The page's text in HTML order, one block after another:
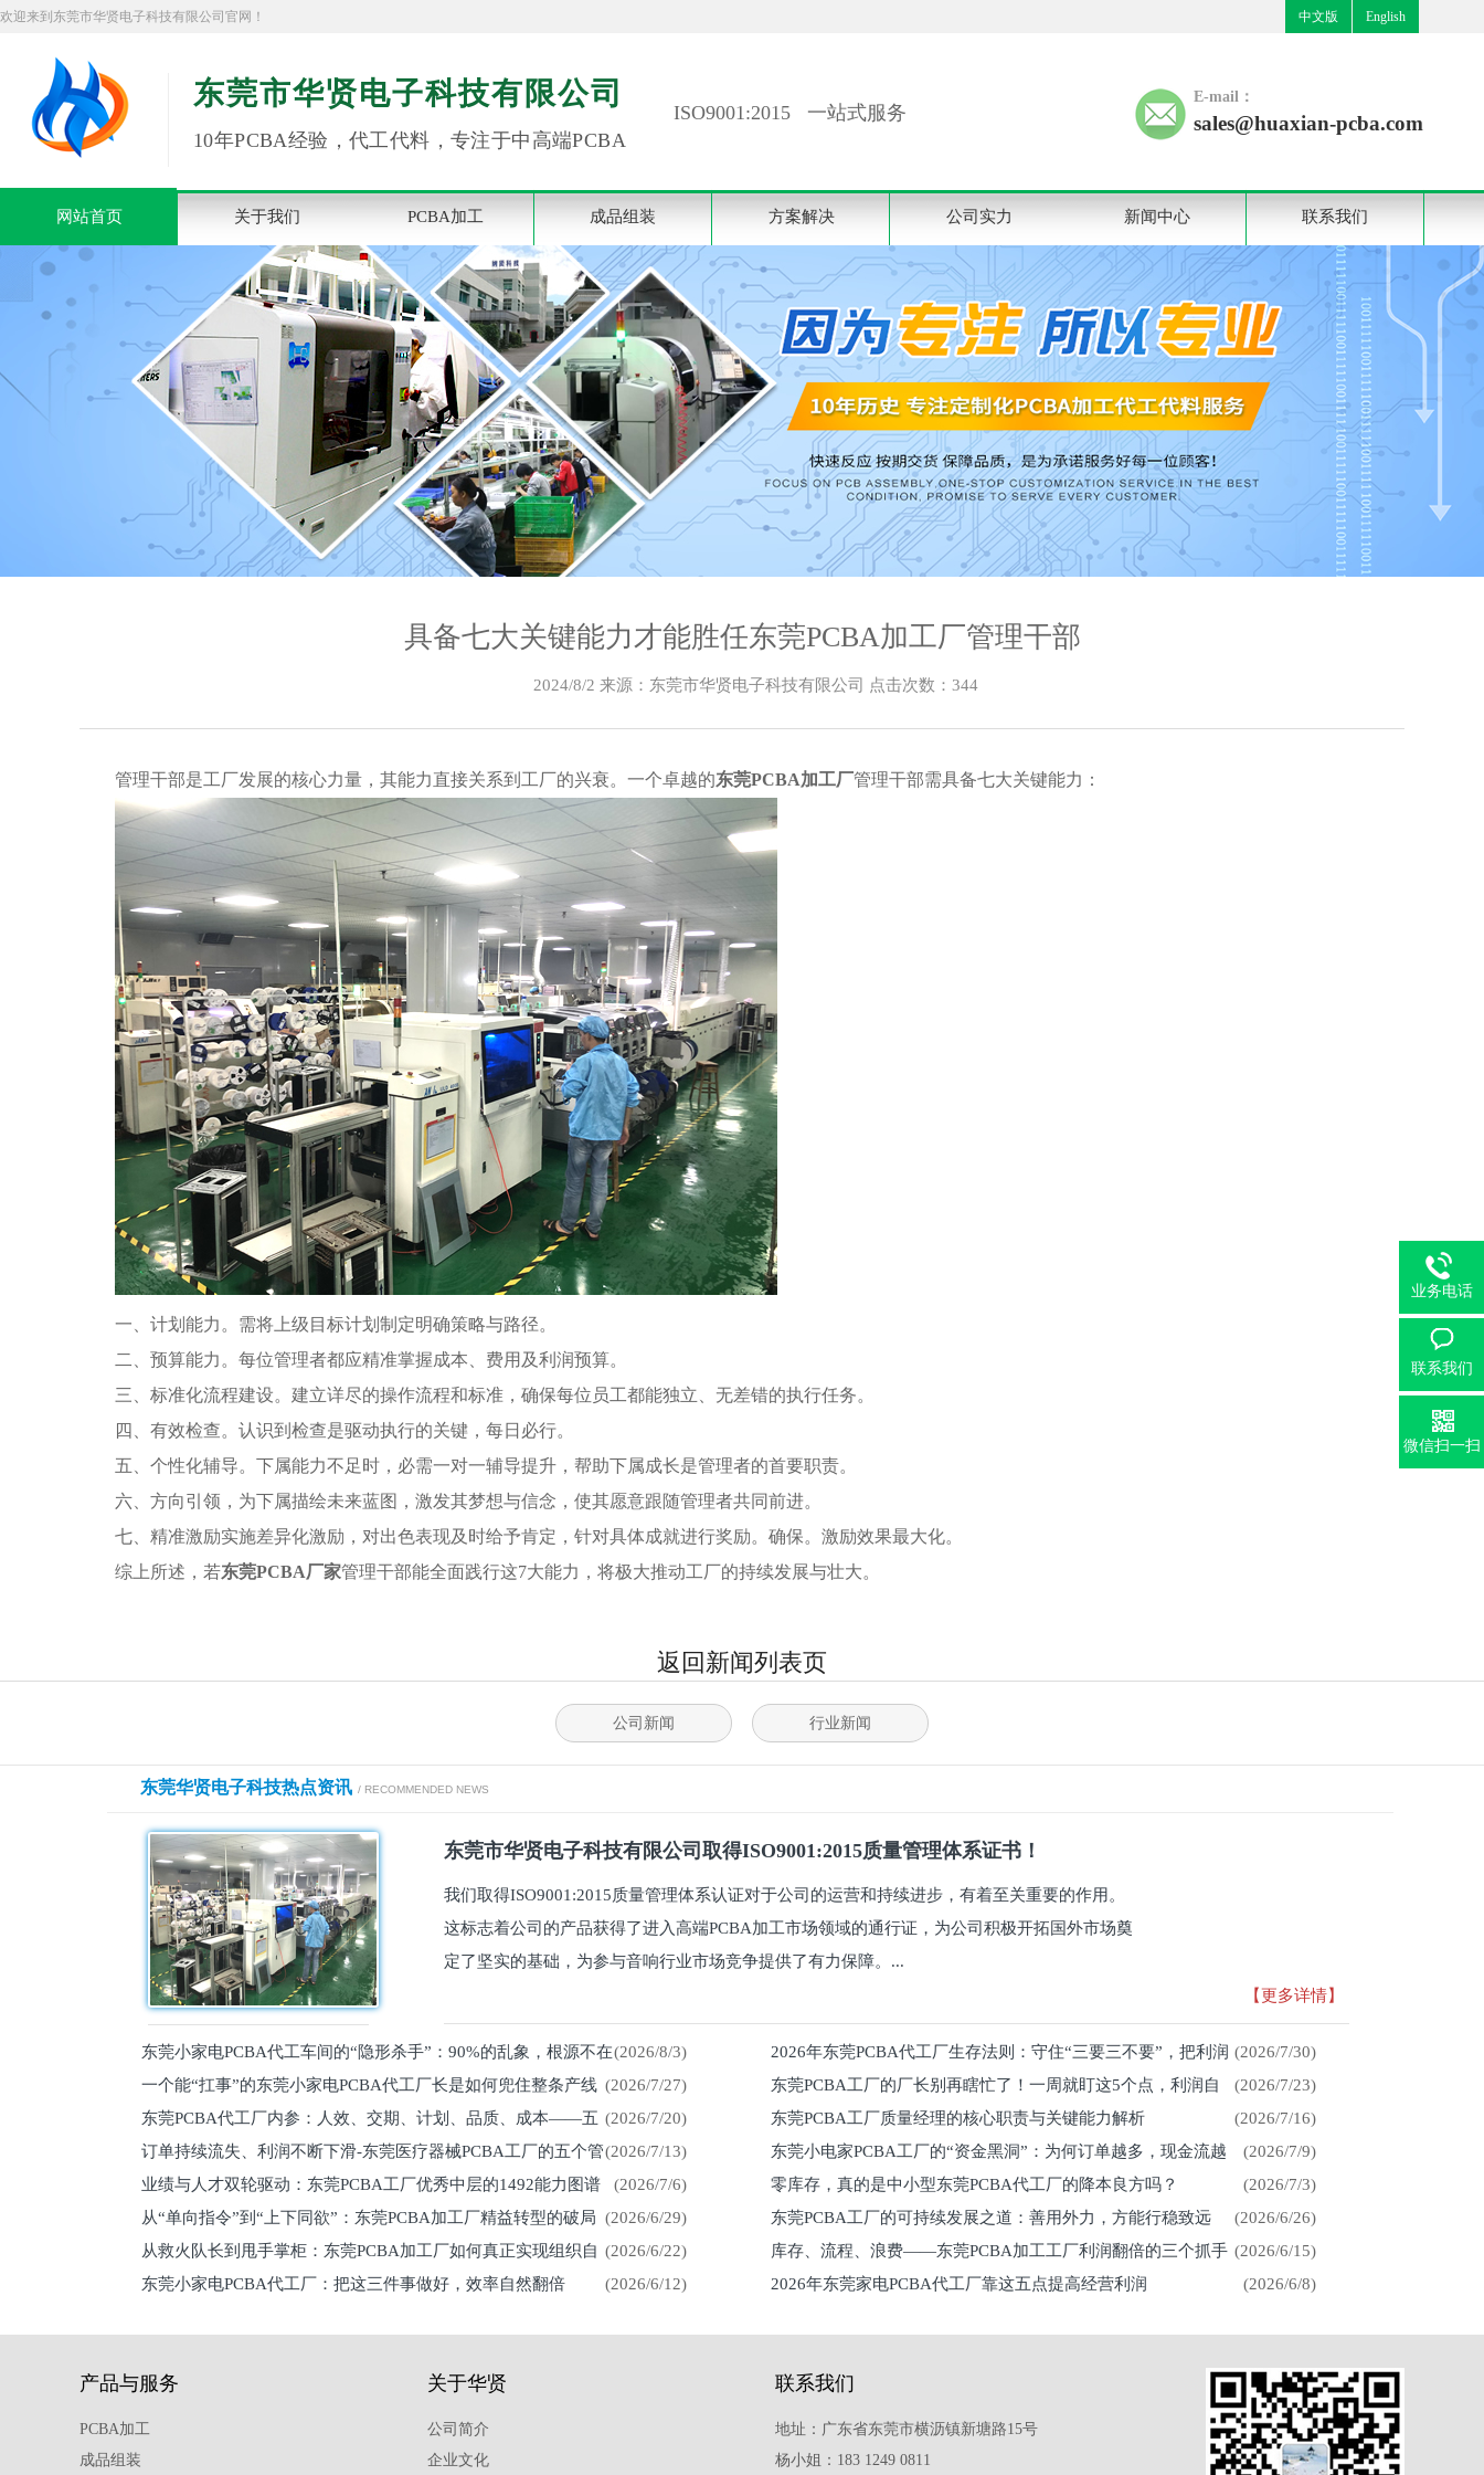
欢迎来到东莞市华贤电子科技有限公司官网！ 中文版 English
东莞市华贤电子科技有限公司
10年PCBA经验，代工代料，专注于中高端PCBA
ISO9001:2015 一站式服务
E-mail：
sales@huaxian-pcba.com
网站首页 关于我们 PCBA加工 成品组装 方案解决 公司实力 新闻中心 联系我们
具备七大关键能力才能胜任东莞PCBA加工厂管理干部
2024/8/2 来源：东莞市华贤电子科技有限公司 点击次数： 344
管理干部是工厂发展的核心力量，其能力直接关系到工厂的兴衰。一个卓越的东莞PCBA加工厂管理干部需具备七大关键能力：
一、计划能力。需将上级目标计划制定明确策略与路径。
二、预算能力。每位管理者都应精准掌握成本、费用及利润预算。
三、标准化流程建设。建立详尽的操作流程和标准，确保每位员工都能独立、无差错的执行任务。
四、有效检查。认识到检查是驱动执行的关键，每日必行。
五、个性化辅导。下属能力不足时，必需一对一辅导提升，帮助下属成长是管理者的首要职责。
六、方向引领，为下属描绘未来蓝图，激发其梦想与信念，使其愿意跟随管理者共同前进。
七、精准激励实施差异化激励，对出色表现及时给予肯定，针对具体成就进行奖励。确保。激励效果最大化。
综上所述，若东莞PCBA厂家管理干部能全面践行这7大能力，将极大推动工厂的持续发展与壮大。
返回新闻列表页
公司新闻 行业新闻
东莞华贤电子科技热点资讯 / RECOMMENDED NEWS
东莞市华贤电子科技有限公司取得ISO9001:2015质量管理体系证书！
我们取得ISO9001:2015质量管理体系认证对于公司的运营和持续进步，有着至关重要的作用。
这标志着公司的产品获得了进入高端PCBA加工市场领域的通行证，为公司积极开拓国外市场奠
定了坚实的基础，为参与音响行业市场竞争提供了有力保障。...
【更多详情】
(2026/8/3)
东莞小家电PCBA代工车间的“隐形杀手”：90%的乱象，根源不在
员工
(2026/7/30)
2026年东莞PCBA代工厂生存法则：守住“三要三不要”，把利润
留在车间
(2026/7/27)
一个能“扛事”的东莞小家电PCBA代工厂长是如何兜住整条产线
(2026/7/23)
东莞PCBA工厂的厂长别再瞎忙了！一周就盯这5个点，利润自
然来
(2026/7/20)
东莞PCBA代工厂内参：人效、交期、计划、品质、成本——五
维锁客法则
(2026/7/16)
东莞PCBA工厂质量经理的核心职责与关键能力解析
(2026/7/13)
订单持续流失、利润不断下滑-东莞医疗器械PCBA工厂的五个管
理死穴必须堵住
(2026/7/9)
东莞小电家PCBA工厂的“资金黑洞”：为何订单越多，现金流越
紧？
(2026/7/6)
业绩与人才双轮驱动：东莞PCBA工厂优秀中层的1492能力图谱 (2026/7/3)
零库存，真的是中小型东莞PCBA代工厂的降本良方吗？
(2026/6/29)
从“单向指令”到“上下同欲”：东莞PCBA加工厂精益转型的破局
关键
(2026/6/26)
东莞PCBA工厂的可持续发展之道：善用外力，方能行稳致远
(2026/6/22)
从救火队长到甩手掌柜：东莞PCBA加工厂如何真正实现组织自
(2026/6/15)
库存、流程、浪费——东莞PCBA加工工厂利润翻倍的三个抓手
(2026/6/12)
东莞小家电PCBA代工厂：把这三件事做好，效率自然翻倍 (2026/6/8)
2026年东莞家电PCBA代工厂靠这五点提高经营利润
产品与服务
PCBA加工
成品组装
关于华贤
公司简介
企业文化
联系我们
地址：广东省东莞市横沥镇新塘路15号
杨小姐：183 1249 0811
业务电话
联系我们
微信扫一扫